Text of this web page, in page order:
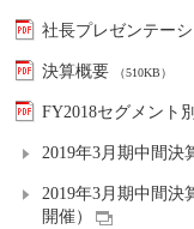
社長プレゼンテーシ
決算概要 （510KB）
FY2018セグメント
2019年3月期中間決
2019年3月期中間決
開催）